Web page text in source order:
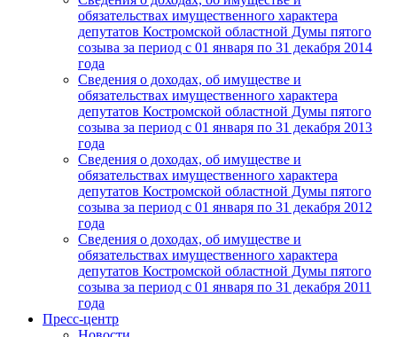
обязательствах имущественного характера
депутатов Костромской областной Думы пятого
созыва за период с 01 января по 31 декабря 2014
года
Сведения о доходах, об имуществе и
обязательствах имущественного характера
депутатов Костромской областной Думы пятого
созыва за период с 01 января по 31 декабря 2013
года
Сведения о доходах, об имуществе и
обязательствах имущественного характера
депутатов Костромской областной Думы пятого
созыва за период с 01 января по 31 декабря 2012
года
Сведения о доходах, об имуществе и
обязательствах имущественного характера
депутатов Костромской областной Думы пятого
созыва за период с 01 января по 31 декабря 2011
года
Пресс-центр